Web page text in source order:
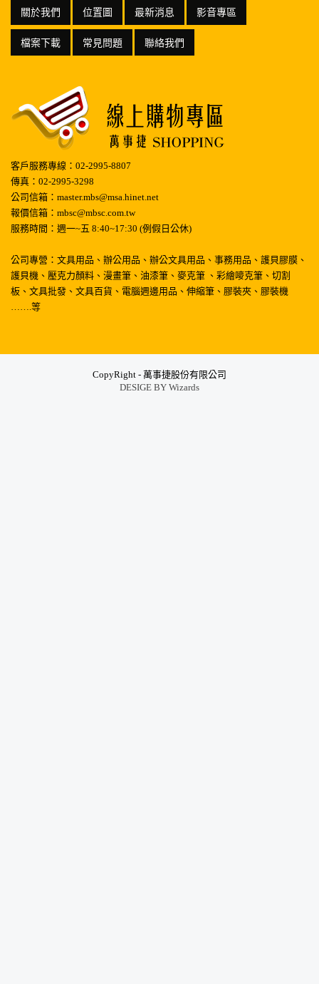
關於我們 位置圖 最新消息 影音專區
檔案下載 常見問題 聯絡我們
客戶服務專線：02-2995-8807
傳真：02-2995-3298
公司信箱：master.mbs@msa.hinet.net
報價信箱：mbsc@mbsc.com.tw
服務時間：週一~五 8:40~17:30 (例假日公休)
公司專營：文具用品、辦公用品、辦公文具用品、事務用品、護貝膠膜、
護貝機、壓克力顏料、漫畫筆、油漆筆、麥克筆 、彩繪嘜克筆、切割
板、文具批發、文具百貨、電腦週邊用品、伸縮筆、膠裝夾、膠裝機
…….等
CopyRight - 萬事捷股份有限公司
DESIGE BY Wizards